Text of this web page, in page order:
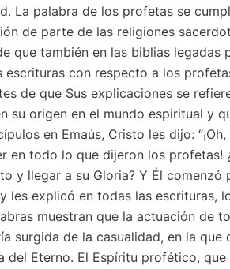
La palabra de los profetas se
de parte de las religiones
que también en las biblias
escrituras con respecto a los
de que Sus explicaciones se
su origen en el mundo espiritual y
en Emaús, Cristo les dijo:
en todo lo que dijeron los
y llegar a su Gloria? Y Él
les explicó en todas las escrituras,
muestran que la actuación de
surgida de la casualidad, en la
del Eterno. El Espíritu profético,